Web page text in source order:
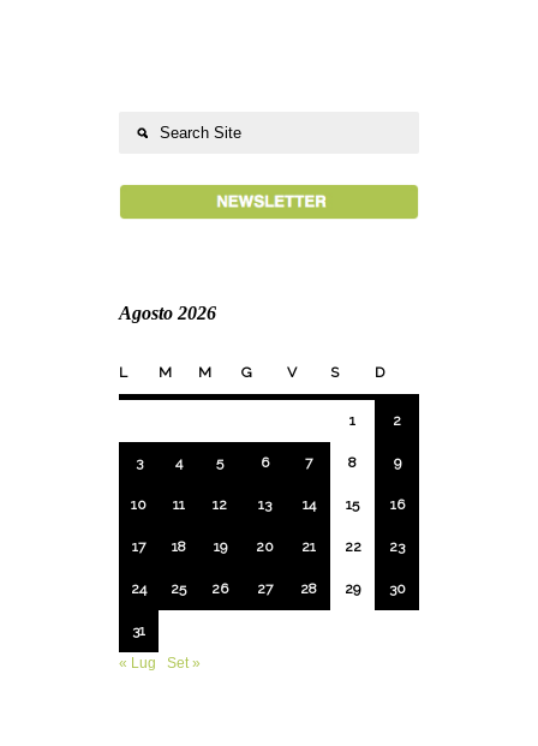
Agosto 2026
L M M G V S D
1 2
3 4 5 6 7 8 9
10 11 12 13 14 15 16
17 18 19 20 21 22 23
24 25 26 27 28 29 30
31
« Lug
Set »